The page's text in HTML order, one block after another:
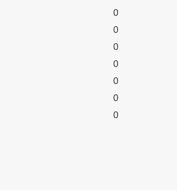
0
0
0
0
0
0
0